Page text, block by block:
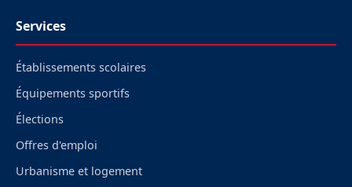
Services
Établissements scolaires
Équipements sportifs
Élections
Offres d'emploi
Urbanisme et logement